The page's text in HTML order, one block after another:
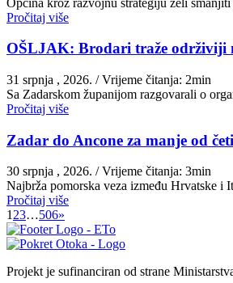
Pročitaj više
OŠLJAK: Brodari traže održiviji
31 srpnja , 2026. / Vrijeme čitanja: 2min
Sa Zadarskom županijom razgovarali o
Pročitaj više
Zadar do Ancone za manje od
30 srpnja , 2026. / Vrijeme čitanja: 3min
Najbrža pomorska veza između Hrvatske
Pročitaj više
123…506»
Projekt je sufinanciran od strane